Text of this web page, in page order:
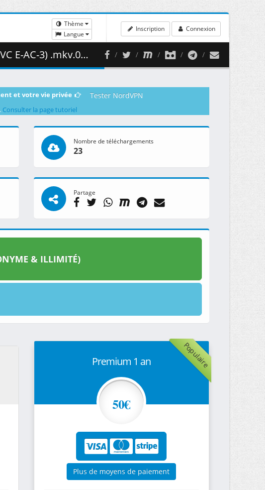
Thème
Langue
Inscription Connexion
( 491.23 MB )
et votre vie privée Tester NordVPN
Consulter la page tutoriel
Nombre de téléchargements
23
Partage
& ILLIMITÉ)
Populaire
Premium 1 an
50€
Plus de moyens de paiement